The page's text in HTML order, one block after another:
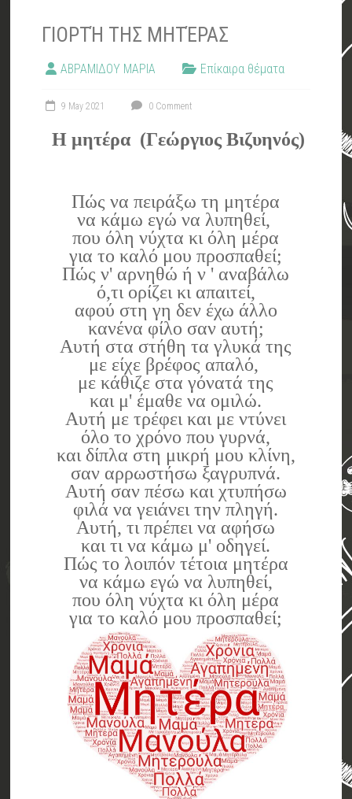
ΓΙΟΡΤΉ ΤΗΣ ΜΗΤΈΡΑΣ
ΑΒΡΑΜΙΔΟΥ ΜΑΡΙΑ Επίκαιρα θέματα
9 May 2021 0 Comment
Η μητέρα (Γεώργιος Βιζυηνός)
Πώς να πειράξω τη μητέρα
να κάμω εγώ να λυπηθεί,
που όλη νύχτα κι όλη μέρα
για το καλό μου προσπαθεί;
Πώς ν' αρνηθώ ή ν ' αναβάλω
ό,τι ορίζει κι απαιτεί,
αφού στη γη δεν έχω άλλο
κανένα φίλο σαν αυτή;
Αυτή στα στήθη τα γλυκά της
με είχε βρέφος απαλό,
με κάθιζε στα γόνατά της
και μ' έμαθε να ομιλώ.
Αυτή με τρέφει και με ντύνει
όλο το χρόνο που γυρνά,
και δίπλα στη μικρή μου κλίνη,
σαν αρρωστήσω ξαγρυπνά.
Αυτή σαν πέσω και χτυπήσω
φιλά να γειάνει την πληγή.
Αυτή, τι πρέπει να αφήσω
και τι να κάμω μ' οδηγεί.
Πώς το λοιπόν τέτοια μητέρα
να κάμω εγώ να λυπηθεί,
που όλη νύχτα κι όλη μέρα
για το καλό μου προσπαθεί;